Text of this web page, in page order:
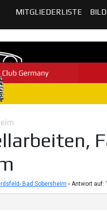
MITGLIEDERLISTE
Bad Sobersheim › Antwort auf: